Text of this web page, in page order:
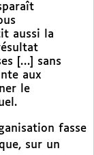
aussi la
[…] sans
aux
le
fasse
sur un